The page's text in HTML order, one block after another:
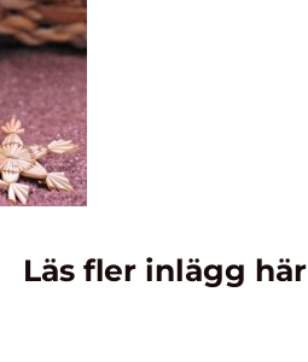
Läs fler inlägg här